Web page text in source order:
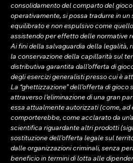
consolidamento del comparto del
operativamente, si possa tradurre in
equilibrato e non espulsivo come
assistendo per effetto delle normative
Ai fini della salvaguardia della legalità,
la conservazione della capillarità sul
distributiva garantita dall’offerta di
degli esercizi generalisti presso cui è
La “ghettizzazione” dell’offerta di
attraverso l’eliminazione di una gran
essa attualmente autorizzati (come, ad
comporterebbe, come acclarato da
scientifica riguardante altri prodotti
sostituzione dell’offerta legale sul
dalle organizzazioni criminali, senza
beneficio in termini di lotta alle